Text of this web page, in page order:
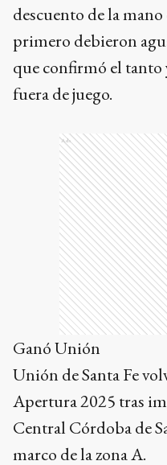
descuento de la
primero debieron
que confirmó el tanto
fuera de juego.
Ads
Ganó Unión
Unión de Santa Fe
Apertura 2025 tras
Central Córdoba de
marco de la zona A.